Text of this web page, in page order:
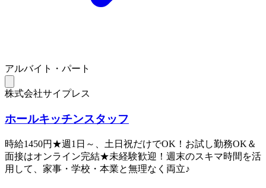
アルバイト・パート
株式会社サイプレス
ホールキッチンスタッフ
時給1450円★週1日～、土日祝だけでOK！お試し勤務OK＆
面接はオンライン完結★未経験歓迎！週末のスキマ時間を活
用して、家事・学校・本業と無理なく両立♪